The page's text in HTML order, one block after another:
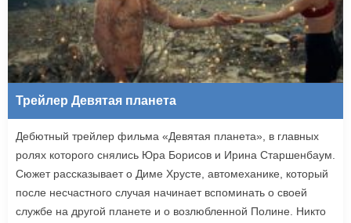
Трейлер Девятая планета
Дебютный трейлер фильма «Девятая планета», в главных
ролях которого снялись Юра Борисов и Ирина Старшенбаум.
Сюжет рассказывает о Диме Хрусте, автомеханике, который
после несчастного случая начинает вспоминать о своей
службе на другой планете и о возлюбленной Полине. Никто